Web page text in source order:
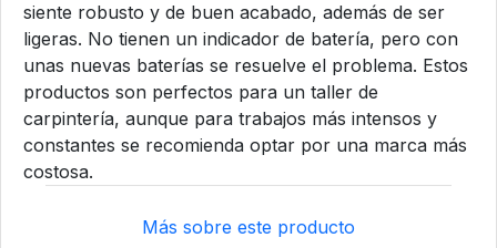
siente robusto y de buen acabado, además de ser
ligeras. No tienen un indicador de batería, pero con
unas nuevas baterías se resuelve el problema. Estos
productos son perfectos para un taller de
carpintería, aunque para trabajos más intensos y
constantes se recomienda optar por una marca más
costosa.
Más sobre este producto